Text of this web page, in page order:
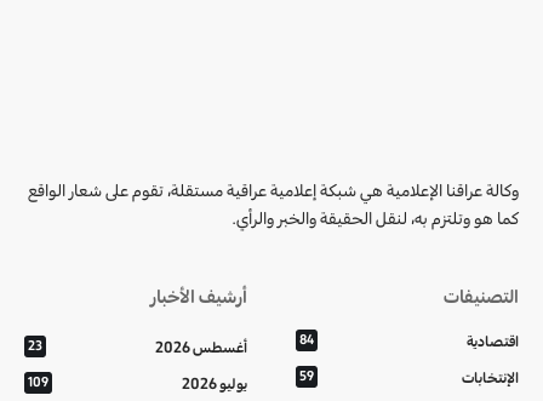
وكالة عراقنا الإعلامية هي شبكة إعلامية عراقية مستقلة، تقوم على شعار الواقع
كما هو وتلتزم به، لنقل الحقيقة والخبر والرأي.
التصنيفات
اقتصادية 84
الإنتخابات 59
أرشيف الأخبار
أغسطس 2026 23
يوليو 2026 109